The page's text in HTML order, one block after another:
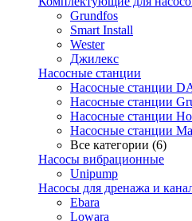
Grundfos
Smart Install
Wester
Джилекс
Насосные станции
Насосные станции
Насосные станции
Насосные станции
Насосные станции
Все категории (6)
Насосы вибрационные
Unipump
Насосы для дренажа и
Ebara
Lowara